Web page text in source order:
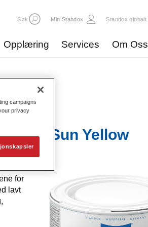
Søk Min Standox Standox globalt
Opplæring Services Om Oss
378 Sun Yellow
for
lavt
campaigns
privacy